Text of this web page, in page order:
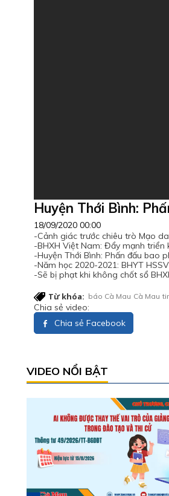
Huyện Thới Bình:
18/09/2020 00:00
-Cảnh giác trước chiêu trò Mạo
-BHXH Việt Nam: Đẩy mạnh
-Huyện Thới Bình: Phấn đấu bao
-Năm học 2020-2021: BHYT
-Sẽ bị phạt khi không chốt sổ
Từ khóa: báo Cà Mau Cà Mau
Chia sẻ video:
Chia sẻ Facebook
VIDEO NỔI BẬT